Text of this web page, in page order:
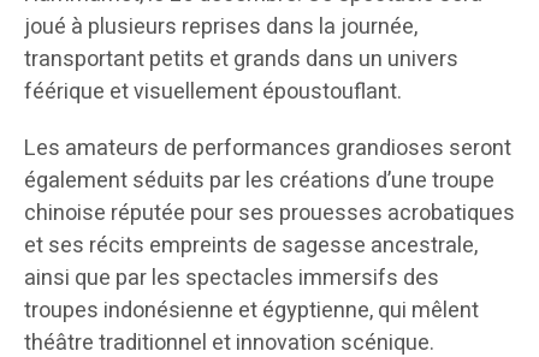
joué à plusieurs reprises dans la journée,
transportant petits et grands dans un univers
féérique et visuellement époustouflant.
Les amateurs de performances grandioses seront
également séduits par les créations d’une troupe
chinoise réputée pour ses prouesses acrobatiques
et ses récits empreints de sagesse ancestrale,
ainsi que par les spectacles immersifs des
troupes indonésienne et égyptienne, qui mêlent
théâtre traditionnel et innovation scénique.